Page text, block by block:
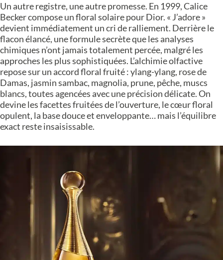
Un autre registre, une autre promesse. En 1999, Calice
Becker compose un floral solaire pour Dior. « J’adore »
devient immédiatement un cri de ralliement. Derrière le
flacon élancé, une formule secrète que les analyses
chimiques n’ont jamais totalement percée, malgré les
approches les plus sophistiquées. L’alchimie olfactive
repose sur un accord floral fruité : ylang-ylang, rose de
Damas, jasmin sambac, magnolia, prune, pêche, muscs
blancs, toutes agencées avec une précision délicate. On
devine les facettes fruitées de l’ouverture, le cœur floral
opulent, la base douce et enveloppante… mais l’équilibre
exact reste insaisissable.